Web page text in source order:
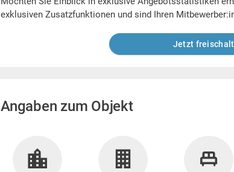
exklusiven Zusatzfunktionen und sind Ihren
Jetzt
Angaben zum Objekt